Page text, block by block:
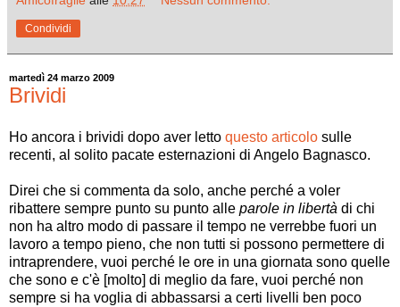
Condividi
martedì 24 marzo 2009
Brividi
Ho ancora i brividi dopo aver letto questo articolo sulle
recenti, al solito pacate esternazioni di Angelo Bagnasco.
Direi che si commenta da solo, anche perché a voler
ribattere sempre punto su punto alle parole in libertà di chi
non ha altro modo di passare il tempo ne verrebbe fuori un
lavoro a tempo pieno, che non tutti si possono permettere di
intraprendere, vuoi perché le ore in una giornata sono quelle
che sono e c'è [molto] di meglio da fare, vuoi perché non
sempre si ha voglia di abbassarsi a certi livelli ben poco